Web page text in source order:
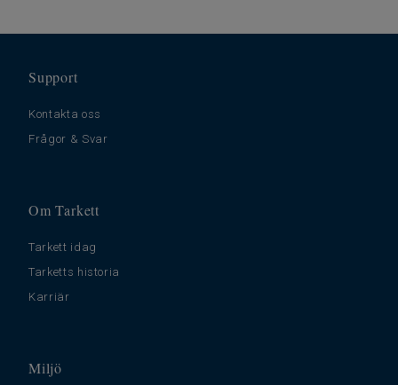
Support
Kontakta oss
Frågor & Svar
Om Tarkett
Tarkett idag
Tarketts historia
Karriär
Miljö